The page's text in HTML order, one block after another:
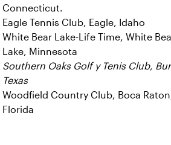
Connecticut.
Eagle Tennis Club, Eagle, Idaho
White Bear Lake-Life Time, White
Lake, Minnesota
Southern Oaks Golf y Tenis Club,
Texas
Woodfield Country Club, Boca
Florida